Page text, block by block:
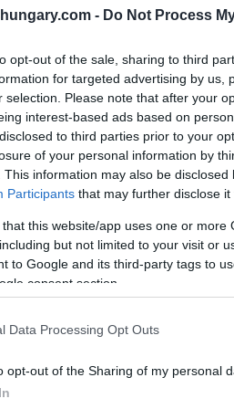
- Do Not Process
opt-out of the sale, sharing to third
for targeted advertising by us,
selection. Please note that after your
interest-based ads based on
to third parties prior to your
of your personal information by
This information may also be
Participants that may further disclose it
that this website/app uses one or
but not limited to your visit or
to Google and its third-party tags to
consent section.
Data Processing Opt Outs
opt-out of the Sharing of my personal
beginnen
Autobahnen M1, M7 und
wird die M1 verlängert,
Szentmihályi-
der M3 2031, in drei Jahren
Standstreifen (ITS) bauen,
können die
und Hegyeshalom bleiben